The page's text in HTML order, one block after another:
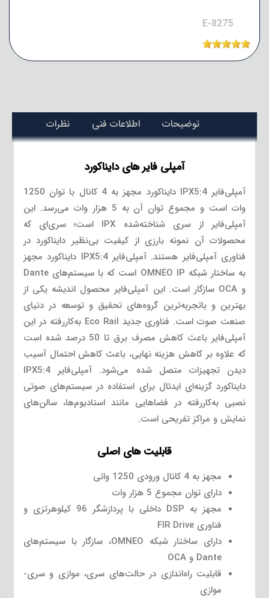
E-8275
توضیحات اطلاعات فنی نظرات
آمپلی فایر های دایناکورد
آمپلی‌فایر IPX5:4 دایناکورد مجهز به 4 کانال با توان 1250
وات است و مجموع توان آن به 5 هزار وات می‌رسد. این
آمپلی‌فایر از سری شناخته‌شده IPX است؛ سری‌ای که
محصولات آن نمونه بارزی از کیفیت بی‌نظیر دایناکورد در
فناوری آمپلی‌فایر هستند. آمپلی‌فایر IPX5:4 دایناکورد مجهز
به ساختار شبکه OMNEO IP است که با سیستم‌های Dante
و OCA سازگار است. این آمپلی‌فایر محصول اندیشه یکی از
بهترین و باتجربه‌ترین گروه‌های تحقیق و توسعه در دنیای
صنعت صوت است. فناوری جدید Eco Rail به‌کاررفته در این
آمپلی‌فایر باعث کاهش مصرف برق تا 50 درصد شده است
که علاوه بر کاهش هزینه نهایی، باعث کاهش احتمال آسیب
دیدن تجهیزات متصل شده می‌شود. آمپلی‌فایر IPX5:4
دایناکورد گزینه‌ای ایدئال برای استفاده در سیستم‌های صوتی
نصبی به‌کاررفته در فضاهایی مانند استادیوم‌ها، سالن‌های
نمایش و مراکز تفریحی است.
قابلیت های اصلی
مجهز به 4 کانال ورودی 1250 واتی
دارای توان مجموع 5 هزار وات
مجهز به DSP داخلی با پردازشگر 96 کیلوهرتزی و
فناوری FIR Drive
دارای ساختار شبکه OMNEO، سازگار با سیستم‌های
Dante و OCA
قابلیت راه‌اندازی در حالت‌های سری، موازی و سری-
موازی